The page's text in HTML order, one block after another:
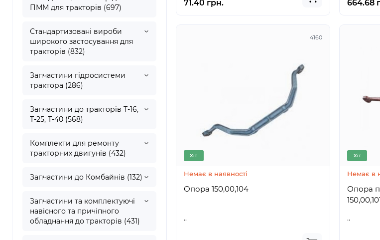
ПММ для тракторів (697)
Стандартизовані вироби
широкого застосування для
тракторів (832)
Запчастини гідросистеми
трактора (286)
Запчастини до тракторів Т-16,
Т-25, Т-40 (568)
Комплекти для ремонту
тракторних двигунів (432)
Запчастини до Комбайнів (132)
Запчастини та комплектуючі
навісного та причіпного
обладнання до тракторів (431)
71.40 грн. 664.68
4160
Хіт
Немає в наявності
Опора 150,00,104
..
Хіт
Немає в
Опора
..